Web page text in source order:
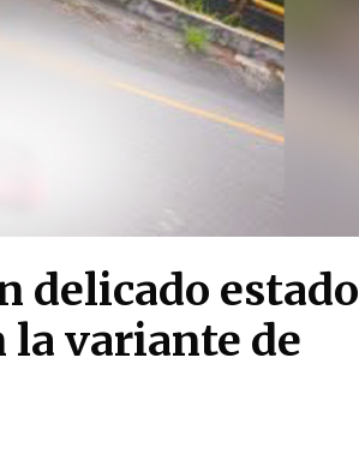
delicado estado
la variante de